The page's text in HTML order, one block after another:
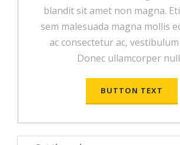
blandit sit amet non magna.
sem malesuada magna mollis
ac consectetur ac,
Donec ullamcorper
BUTTON TEXT